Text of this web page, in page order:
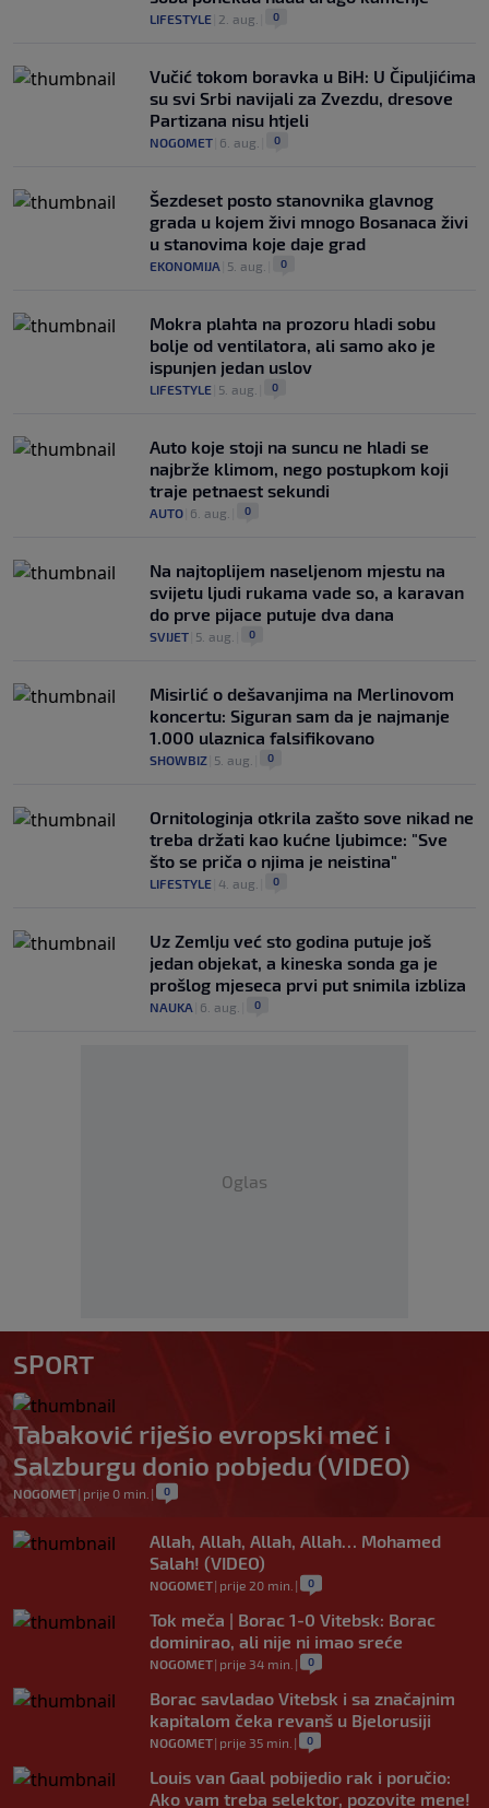
LIFESTYLE 2. aug. 0
Vučić tokom boravka u BiH: U Čipuljićima
su svi Srbi navijali za Zvezdu, dresove
Partizana nisu htjeli
NOGOMET 6. aug. 0
Šezdeset posto stanovnika glavnog
grada u kojem živi mnogo Bosanaca živi
u stanovima koje daje grad
EKONOMIJA 5. aug. 0
Mokra plahta na prozoru hladi sobu
bolje od ventilatora, ali samo ako je
ispunjen jedan uslov
LIFESTYLE 5. aug. 0
Auto koje stoji na suncu ne hladi se
najbrže klimom, nego postupkom koji
traje petnaest sekundi
AUTO 6. aug. 0
Na najtoplijem naseljenom mjestu na
svijetu ljudi rukama vade so, a karavan
do prve pijace putuje dva dana
SVIJET 5. aug. 0
Misirlić o dešavanjima na Merlinovom
koncertu: Siguran sam da je najmanje
1.000 ulaznica falsifikovano
SHOWBIZ 5. aug. 0
Ornitologinja otkrila zašto sove nikad ne
treba držati kao kućne ljubimce: "Sve
što se priča o njima je neistina"
LIFESTYLE 4. aug. 0
Uz Zemlju već sto godina putuje još
jedan objekat, a kineska sonda ga je
prošlog mjeseca prvi put snimila izbliza
NAUKA 6. aug. 0
Oglas
SPORT
Tabaković riješio evropski meč i
Salzburgu donio pobjedu (VIDEO)
NOGOMET| prije 0 min. | 0
Allah, Allah, Allah, Allah… Mohamed
Salah! (VIDEO)
NOGOMET| prije 20 min. | 0
Tok meča | Borac 1-0 Vitebsk: Borac
dominirao, ali nije ni imao sreće
NOGOMET| prije 34 min. | 0
Borac savladao Vitebsk i sa značajnim
kapitalom čeka revanš u Bjelorusiji
NOGOMET| prije 35 min. | 0
Louis van Gaal pobijedio rak i poručio:
Ako vam treba selektor, pozovite mene!